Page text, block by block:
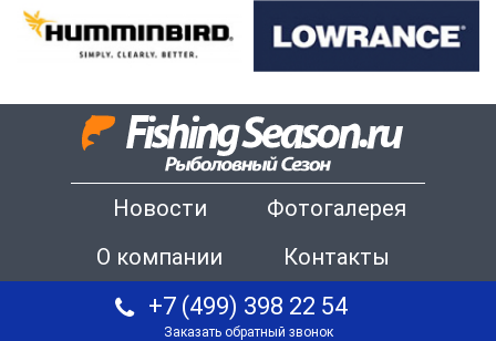
Новости
Фотогалерея
О компании
Контакты
+7 (499) 398 22 54
Заказать обратный звонок